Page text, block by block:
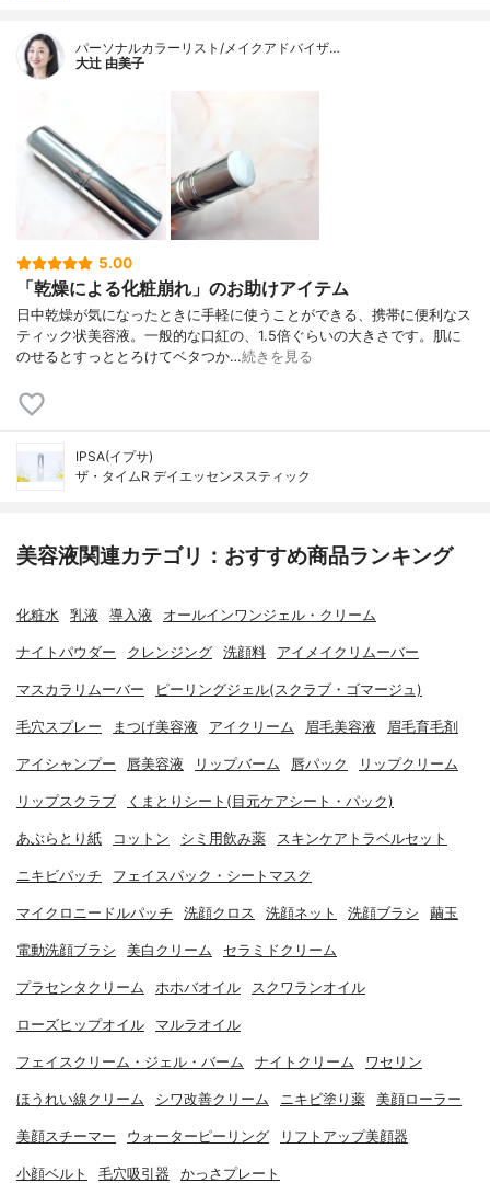
パーソナルカラーリスト/メイクアドバイザ…
大辻 由美子
5.00
「乾燥による化粧崩れ」のお助けアイテム
日中乾燥が気になったときに手軽に使うことができる、携帯に便利なス
ティック状美容液。一般的な口紅の、1.5倍ぐらいの大きさです。肌に
のせるとすっととろけてベタつか…続きを見る
IPSA(イプサ)
ザ・タイムR デイエッセンススティック
美容液関連カテゴリ：おすすめ商品ランキング
化粧水 乳液 導入液 オールインワンジェル・クリーム
ナイトパウダー クレンジング 洗顔料 アイメイクリムーバー
マスカラリムーバー ピーリングジェル(スクラブ・ゴマージュ)
毛穴スプレー まつげ美容液 アイクリーム 眉毛美容液 眉毛育毛剤
アイシャンプー 唇美容液 リップバーム 唇パック リップクリーム
リップスクラブ くまとりシート(目元ケアシート・パック)
あぶらとり紙 コットン シミ用飲み薬 スキンケアトラベルセット
ニキビパッチ フェイスパック・シートマスク
マイクロニードルパッチ 洗顔クロス 洗顔ネット 洗顔ブラシ 繭玉
電動洗顔ブラシ 美白クリーム セラミドクリーム
プラセンタクリーム ホホバオイル スクワランオイル
ローズヒップオイル マルラオイル
フェイスクリーム・ジェル・バーム ナイトクリーム ワセリン
ほうれい線クリーム シワ改善クリーム ニキビ塗り薬 美顔ローラー
美顔スチーマー ウォーターピーリング リフトアップ美顔器
小顔ベルト 毛穴吸引器 かっさプレート